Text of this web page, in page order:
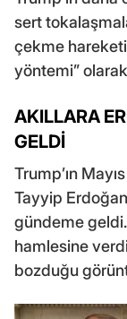
sert
çekme
yöntemi”
AKILLARA
GELDİ
Trump’ın
Tayyip
gündeme geldi.
hamlesine
bozduğu